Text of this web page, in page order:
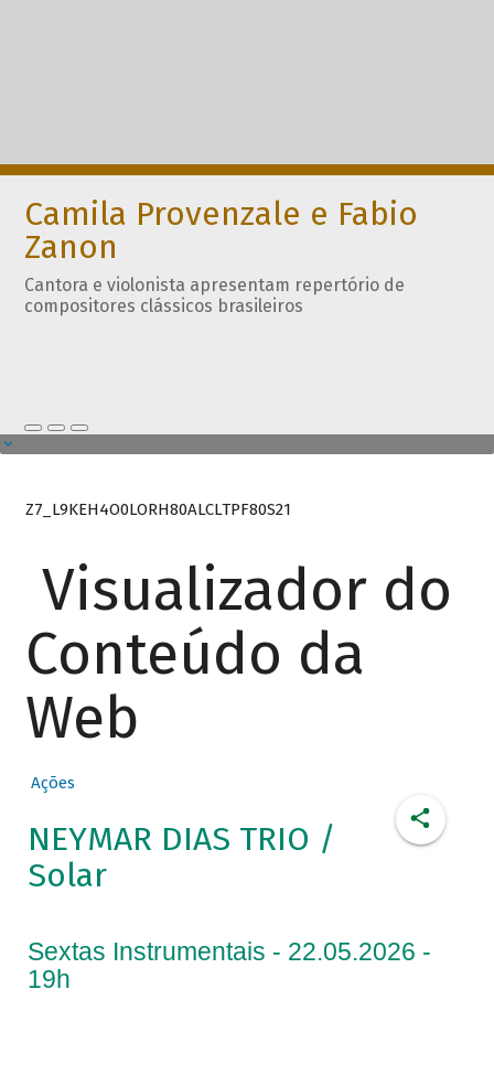
Camila Provenzale e Fabio
Zanon
Cantora e violonista apresentam repertório de
compositores clássicos brasileiros
Z7_L9KEH4O0LORH80ALCLTPF80S21
Visualizador do
Conteúdo da
Web
Ações
NEYMAR DIAS TRIO /
Solar
Sextas Instrumentais - 22.05.2026 -
19h